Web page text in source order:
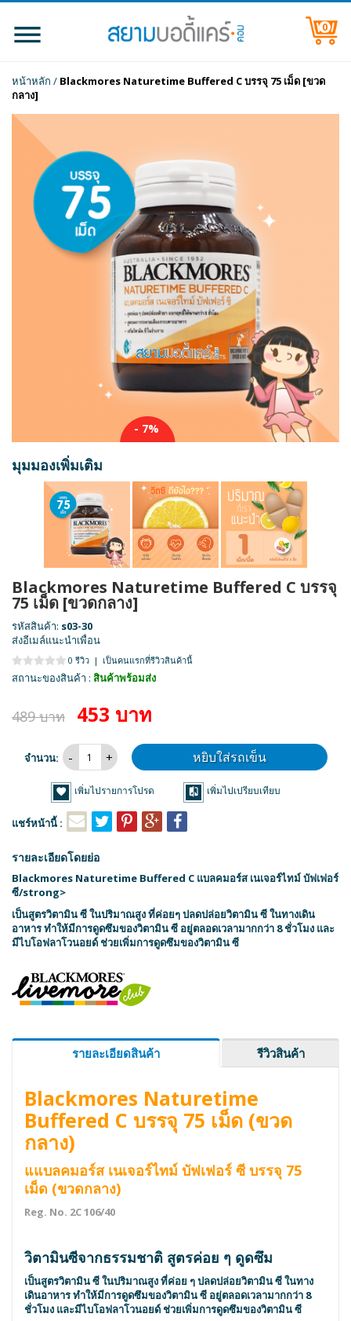
0
หน้าหลัก / Blackmores Naturetime Buffered C บรรจุ 75 เม็ด [ขวด
กลาง]
- 7%
มุมมองเพิ่มเติม
Blackmores Naturetime Buffered C บรรจุ
75 เม็ด [ขวดกลาง]
รหัสสินค้า: s03-30
ส่งอีเมล์แนะนำเพื่อน
0 รีวิว | เป็นคนแรกที่รีวิวสินค้านี้
สถานะของสินค้า : สินค้าพร้อมส่ง
489 บาท 453 บาท
จำนวน: หยิบใส่รถเข็น
เพิ่มไปรายการโปรด เพิ่มไปเปรียบเทียบ
แชร์หน้านี้ :
รายละเอียดโดยย่อ
Blackmores Naturetime Buffered C แบลคมอร์ส เนเจอร์ไทม์ บัฟเฟอร์
ซี/strong>
เป็นสูตรวิตามิน ซี ในปริมาณสูง ที่ค่อยๆ ปลดปล่อยวิตามิน ซี ในทางเดิน
อาหาร ทำให้มีการดูดซึมของวิตามิน ซี อยู่ตลอดเวลามากกว่า 8 ชั่วโมง และ
มีไบโอฟลาโวนอยด์ ช่วยเพิ่มการดูดซึมของวิตามิน ซี
รายละเอียดสินค้า รีวิวสินค้า
Blackmores Naturetime
Buffered C บรรจุ 75 เม็ด (ขวด
กลาง)
แแบลคมอร์ส เนเจอร์ไทม์ บัฟเฟอร์ ซี บรรจุ 75
เม็ด (ขวดกลาง)
Reg. No. 2C 106/40
วิตามินซีจากธรรมชาติ สูตรค่อย ๆ ดูดซึม
เป็นสูตรวิตามิน ซี ในปริมาณสูง ที่ค่อย ๆ ปลดปล่อยวิตามิน ซี ในทาง
เดินอาหาร ทำให้มีการดูดซึมของวิตามิน ซี อยู่ตลอดเวลามากกว่า 8
ชั่วโมง และมีไบโอฟลาโวนอยด์ ช่วยเพิ่มการดูดซึมของวิตามิน ซี